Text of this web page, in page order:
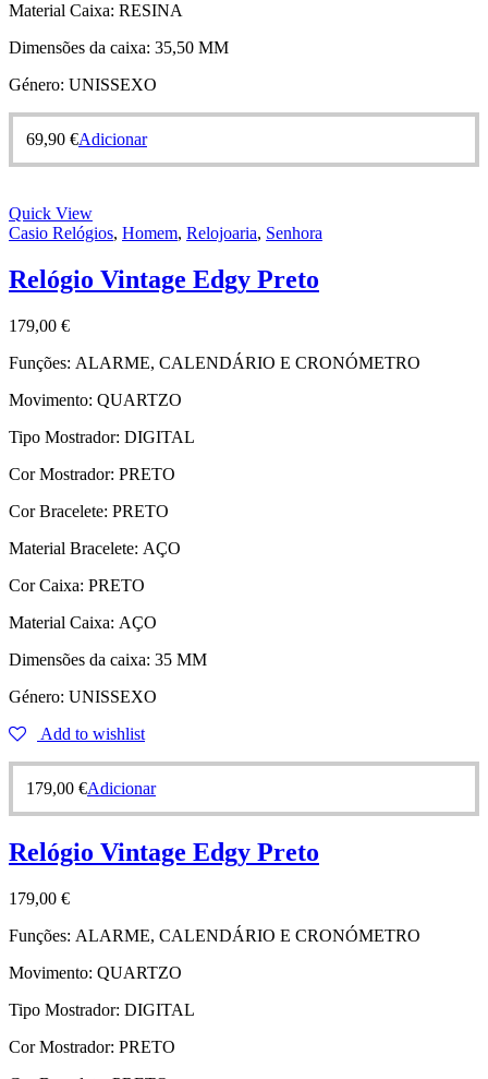
Material Caixa: RESINA
Dimensões da caixa: 35,50 MM
Género: UNISSEXO
69,90 €Adicionar
Quick View
Casio Relógios, Homem, Relojoaria, Senhora
Relógio Vintage Edgy Preto
179,00 €
Funções: ALARME, CALENDÁRIO E CRONÓMETRO
Movimento: QUARTZO
Tipo Mostrador: DIGITAL
Cor Mostrador: PRETO
Cor Bracelete: PRETO
Material Bracelete: AÇO
Cor Caixa: PRETO
Material Caixa: AÇO
Dimensões da caixa: 35 MM
Género: UNISSEXO
Add to wishlist
179,00 €Adicionar
Relógio Vintage Edgy Preto
179,00 €
Funções: ALARME, CALENDÁRIO E CRONÓMETRO
Movimento: QUARTZO
Tipo Mostrador: DIGITAL
Cor Mostrador: PRETO